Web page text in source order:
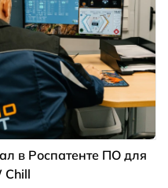
в Роспатенте ПО для
Chill